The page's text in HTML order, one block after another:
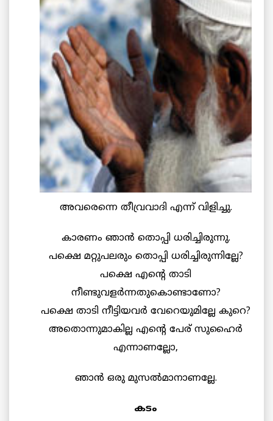
അവരെന്നെ തീവ്രവാദി എന്ന് വിളിച്ചു.
കാരണം ഞാന്‍ തൊപ്പി ധരിച്ചിരുന്നു.
പക്ഷെ മറ്റുപലരും തൊപ്പി ധരിച്ചിരുന്നില്ലേ?
പക്ഷെ എന്റെ താടി
നീണ്ടുവളര്‍ന്നതുകൊണ്ടാണോ?
പക്ഷെ താടി നീട്ടിയവര്‍ വേറെയുമില്ലേ കുറെ?
അതൊന്നുമാകില്ല എന്റെ പേര് സുഹൈര്‍
എന്നാണല്ലോ,
ഞാന്‍ ഒരു മുസല്‍മാനാണല്ലേ.
കടം